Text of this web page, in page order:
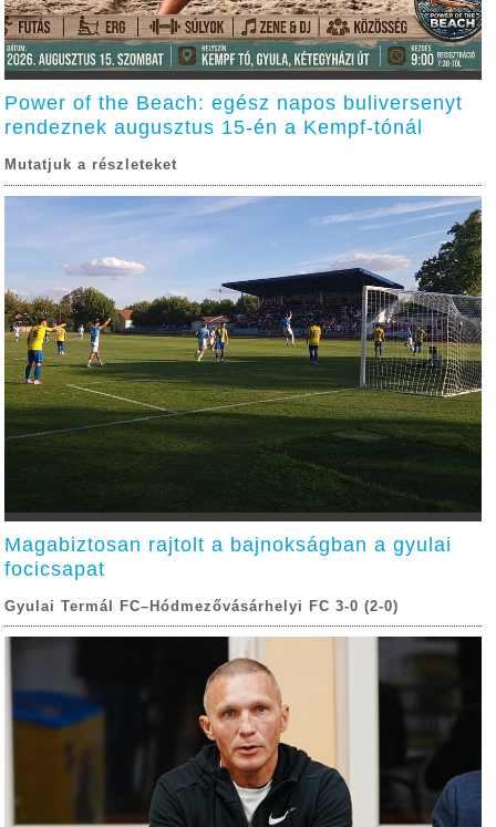
Power of the Beach: egész napos buliversenyt
rendeznek augusztus 15-én a Kempf-tónál
Mutatjuk a részleteket
Magabiztosan rajtolt a bajnokságban a gyulai
focicsapat
Gyulai Termál FC–Hódmezővásárhelyi FC 3-0 (2-0)